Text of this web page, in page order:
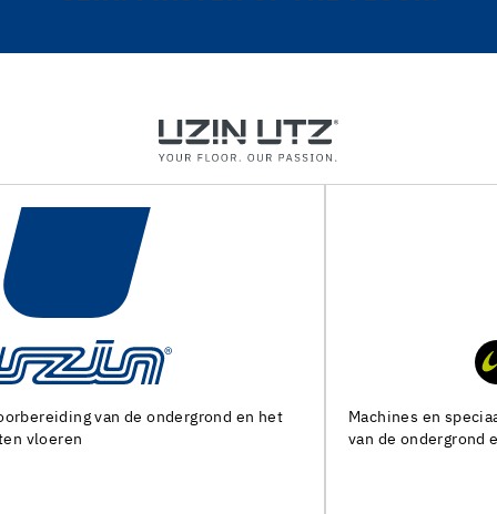
Machines en speciaal gereedschap voor de voorbereiding
van de ondergrond en het leggen van alle soorten bedekking